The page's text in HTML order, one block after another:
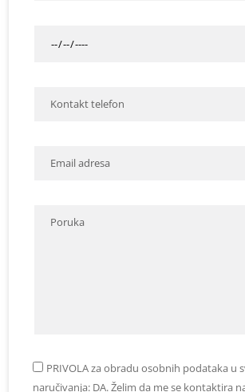
PRIVOLA za obradu osobnih podataka u
naručivanja: DA. Želim da me se kontaktira